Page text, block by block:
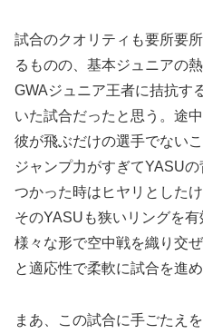
試合のクオリティも要所要
るものの、基本ジュニアの
GWAジュニア王者に拮抗す
いた試合だったと思う。途
彼が飛ぶだけの選手でない
ジャンプ力がすぎてYASU
つかった時はヒヤリとしたけ
そのYASUも狭いリングを有
様々な形で空中戦を織り交
と適応性で柔軟に試合を進め
まあ、この試合に手ごたえ